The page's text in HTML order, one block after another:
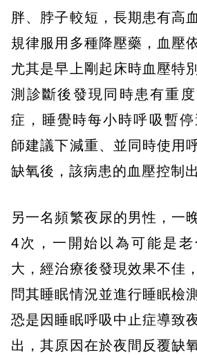
胖、脖子較短，長期患有高
規律服用多種降壓藥，血壓
尤其是早上剛起床時血壓特
測診斷後發現同時患有重
症，睡覺時每小時呼吸暫
師建議下減重、並同時使用
缺氧後，該病患的血壓控制
另一名頻繁夜尿的男性，一
4次，一開始以為可能是
大，經治療後發現效果不佳
問其睡眠情況並進行睡眠檢
恐是因睡眠呼吸中止症導致
出，其原因在於夜間反覆缺